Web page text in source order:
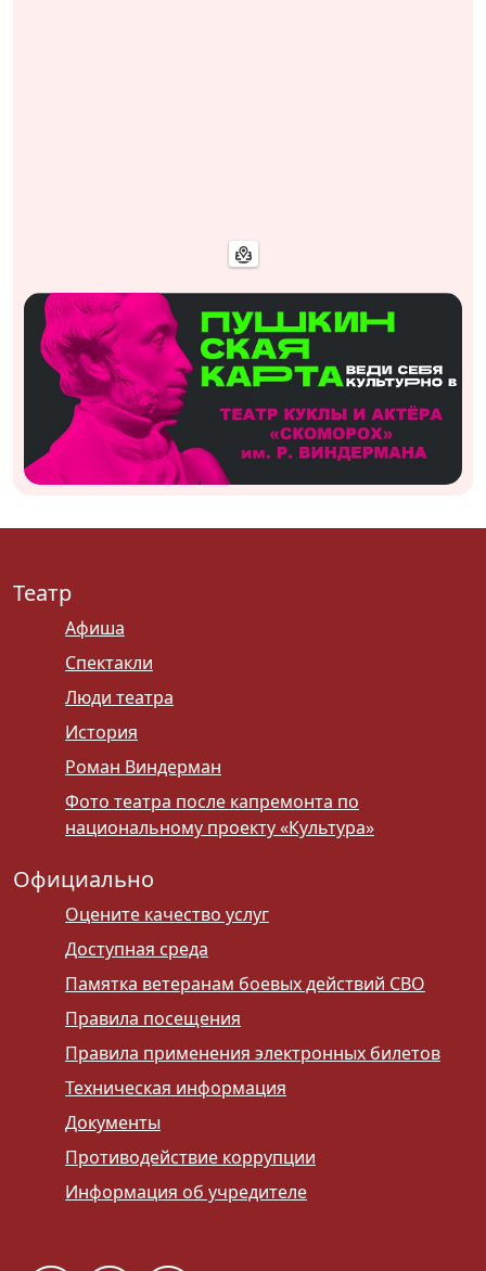
Театр
Афиша
Спектакли
Люди театра
История
Роман Виндерман
Фото театра после капремонта по
национальному проекту «Культура»
Официально
Оцените качество услуг
Доступная среда
Памятка ветеранам боевых действий СВО
Правила посещения
Правила применения электронных билетов
Техническая информация
Документы
Противодействие коррупции
Информация об учредителе